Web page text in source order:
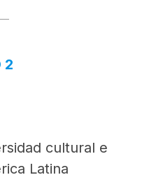
2
cultural e
Latina